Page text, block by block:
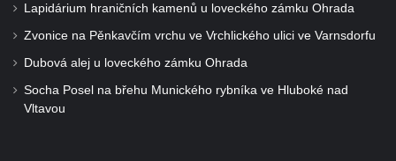
ve Sloupu v Čechách
Kříž v parku na náměstí T. G. Masaryka ve
Sloupu v Čechách
Kříž na kostele svaté Kateřiny Alexandrijské
ve Sloupu v Čechách
Lapidárium hraničních kamenů u loveckého zámku Ohrada
Zvonice na Pěnkavčím vrchu ve Vrchlického ulici ve Varnsdorfu
Dubová alej u loveckého zámku Ohrada
Socha Posel na břehu Munického rybníka ve Hluboké nad
Vltavou